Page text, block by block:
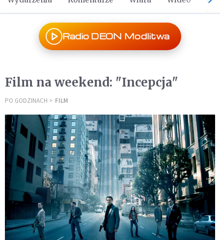
Radio DEON Modlitwa
Film na weekend: "Incepcja"
PO GODZINACH FILM